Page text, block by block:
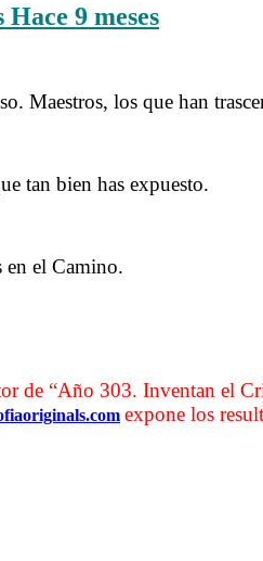
Hace 9 meses
Maestros, los que han
tan bien has expuesto.
en el Camino.
de “Año 303. Inventan el
expone los